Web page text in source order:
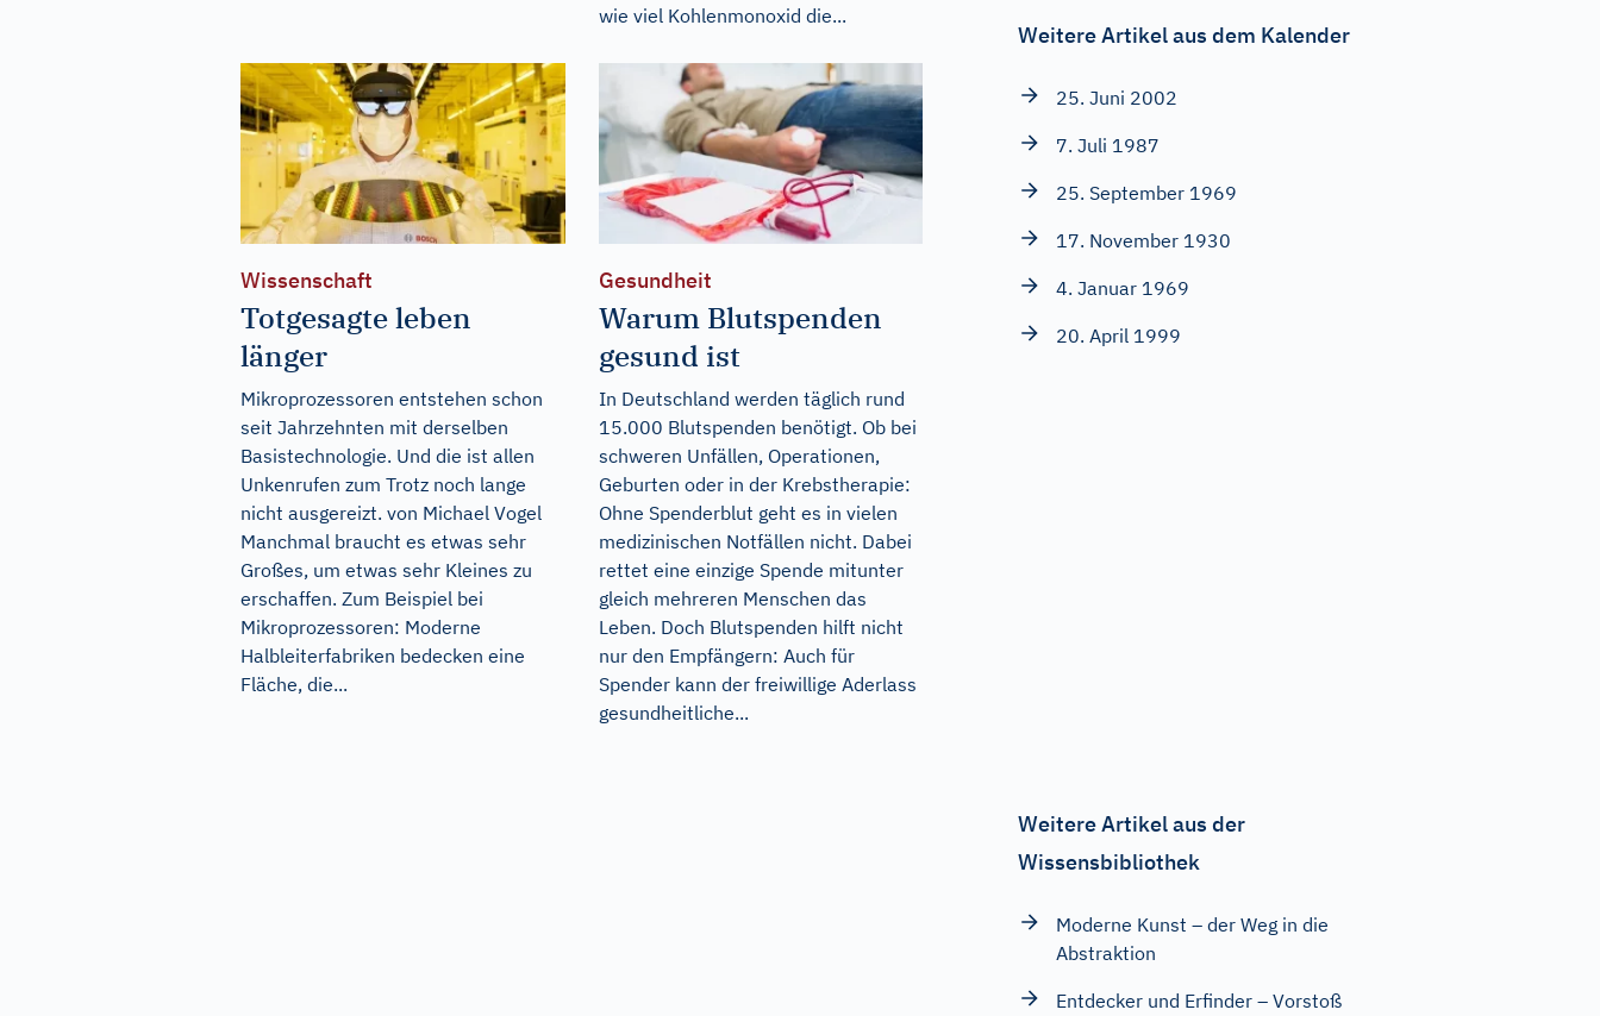
wie viel Kohlenmonoxid die...
Wissenschaft
Totgesagte leben
länger
Mikroprozessoren entstehen schon
seit Jahrzehnten mit derselben
Basistechnologie. Und die ist allen
Unkenrufen zum Trotz noch lange
nicht ausgereizt. von Michael Vogel
Manchmal braucht es etwas sehr
Großes, um etwas sehr Kleines zu
erschaffen. Zum Beispiel bei
Mikroprozessoren: Moderne
Halbleiterfabriken bedecken eine
Fläche, die...
Gesundheit
Warum Blutspenden
gesund ist
In Deutschland werden täglich rund
15.000 Blutspenden benötigt. Ob bei
schweren Unfällen, Operationen,
Geburten oder in der Krebstherapie:
Ohne Spenderblut geht es in vielen
medizinischen Notfällen nicht. Dabei
rettet eine einzige Spende mitunter
gleich mehreren Menschen das
Leben. Doch Blutspenden hilft nicht
nur den Empfängern: Auch für
Spender kann der freiwillige Aderlass
gesundheitliche...
Weitere Artikel aus dem Kalender
25. Juni 2002
7. Juli 1987
25. September 1969
17. November 1930
4. Januar 1969
20. April 1999
Weitere Artikel aus der
Wissensbibliothek
Moderne Kunst – der Weg in die
Abstraktion
Entdecker und Erfinder – Vorstoß